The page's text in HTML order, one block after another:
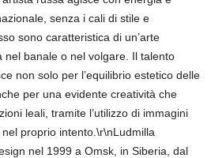
senza i cali di stile e
sono caratteristica di un’arte
nel banale o nel volgare. Il talento
non solo per l’equilibrio estetico delle
per una evidente creatività che
leali, tramite l’utilizzo di immagini
proprio intento.\r\nLudmilla
nel 1999 a Omsk, in Siberia, dal